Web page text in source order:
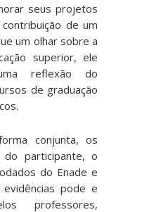
seus projetos
de um
um olhar sobre a
superior, ele
reflexão do
de graduação
conjunta, os
participante, o
do Enade e
pode e
professores,